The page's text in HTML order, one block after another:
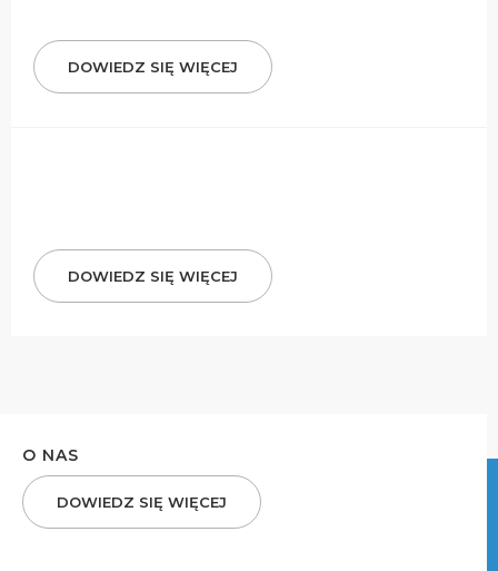
DOWIEDZ SIĘ WIĘCEJ
DOWIEDZ SIĘ WIĘCEJ
O NAS
DOWIEDZ SIĘ WIĘCEJ